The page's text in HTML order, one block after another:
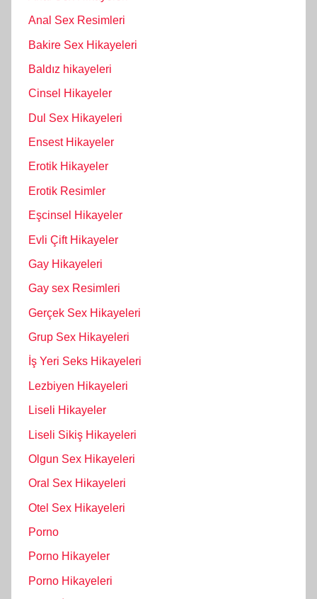
Anal Sex Resimleri
Bakire Sex Hikayeleri
Baldız hikayeleri
Cinsel Hikayeler
Dul Sex Hikayeleri
Ensest Hikayeler
Erotik Hikayeler
Erotik Resimler
Eşcinsel Hikayeler
Evli Çift Hikayeler
Gay Hikayeleri
Gay sex Resimleri
Gerçek Sex Hikayeleri
Grup Sex Hikayeleri
İş Yeri Seks Hikayeleri
Lezbiyen Hikayeleri
Liseli Hikayeler
Liseli Sikiş Hikayeleri
Olgun Sex Hikayeleri
Oral Sex Hikayeleri
Otel Sex Hikayeleri
Porno
Porno Hikayeler
Porno Hikayeleri